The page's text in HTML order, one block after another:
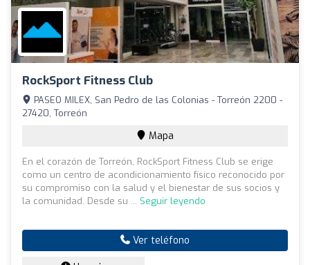
RockSport Fitness Club
PASEO MILEX, San Pedro de las Colonias - Torreón 2200 -
27420, Torreón
Mapa
En el corazón de Torreón, RockSport Fitness Club se erige
como un centro de acondicionamiento físico reconocido por
su compromiso con la salud y el bienestar de sus socios y
la comunidad. Desde su ... Seguir leyendo
Ver teléfono